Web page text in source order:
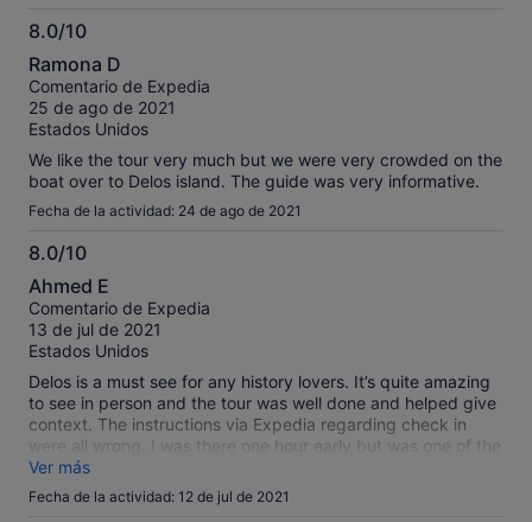
8.0/10
8.0
sobre
10
Ramona D
Comentario de Expedia
25 de ago de 2021
Estados Unidos
We like the tour very much but we were very crowded on the
boat over to Delos island. The guide was very informative.
Fecha de la actividad: 24 de ago de 2021
8.0/10
8.0
sobre
10
Ahmed E
Comentario de Expedia
13 de jul de 2021
Estados Unidos
Delos is a must see for any history lovers. It’s quite amazing
to see in person and the tour was well done and helped give
context. The instructions via Expedia regarding check in
were all wrong. I was there one hour early but was one of the
last ones on the boat because the check in instructions said
a certain restaurant and didn’t explain that you have to go to
the ticket counter to get your ticket and earbuds.
Ver más
Fecha de la actividad: 12 de jul de 2021